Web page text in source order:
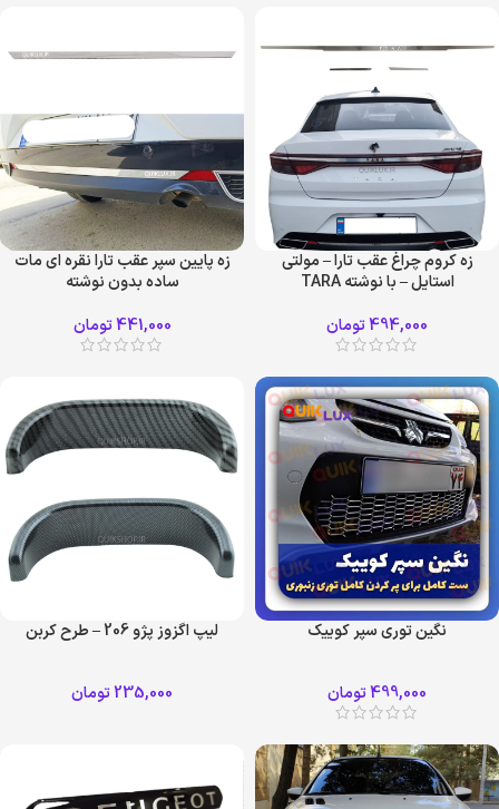
زه کروم چراغ عقب تارا – مولتی
استایل – با نوشته TARA
494,000تومان
زه پایین سپر عقب تارا نقره ای مات
ساده بدون نوشته
441,000 تومان
نگین توری سپر کوییک
499,000تومان
لیپ اگزوز پژو 206 – طرح کربن
235,000تومان